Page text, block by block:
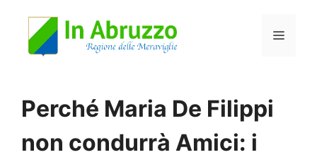
Menu
Perché Maria De Filippi
non condurrà Amici: i